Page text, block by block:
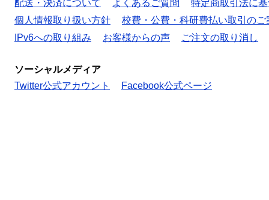
配送・決済について よくあるご質問
特定商取引法に
個人情報取り扱い方針
校費・公費・科研費払い取引のご
IPv6への取り組み
お客様からの声 ご注文の取り消し
ソーシャルメディア
Twitter公式アカウント
Facebook公式ページ